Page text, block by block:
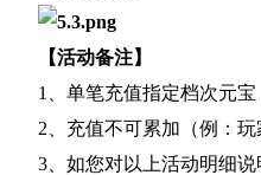
【活动备注】
1、单笔充值指定档次元
2、充值不可累加（例：玩
3、如您对以上活动明细